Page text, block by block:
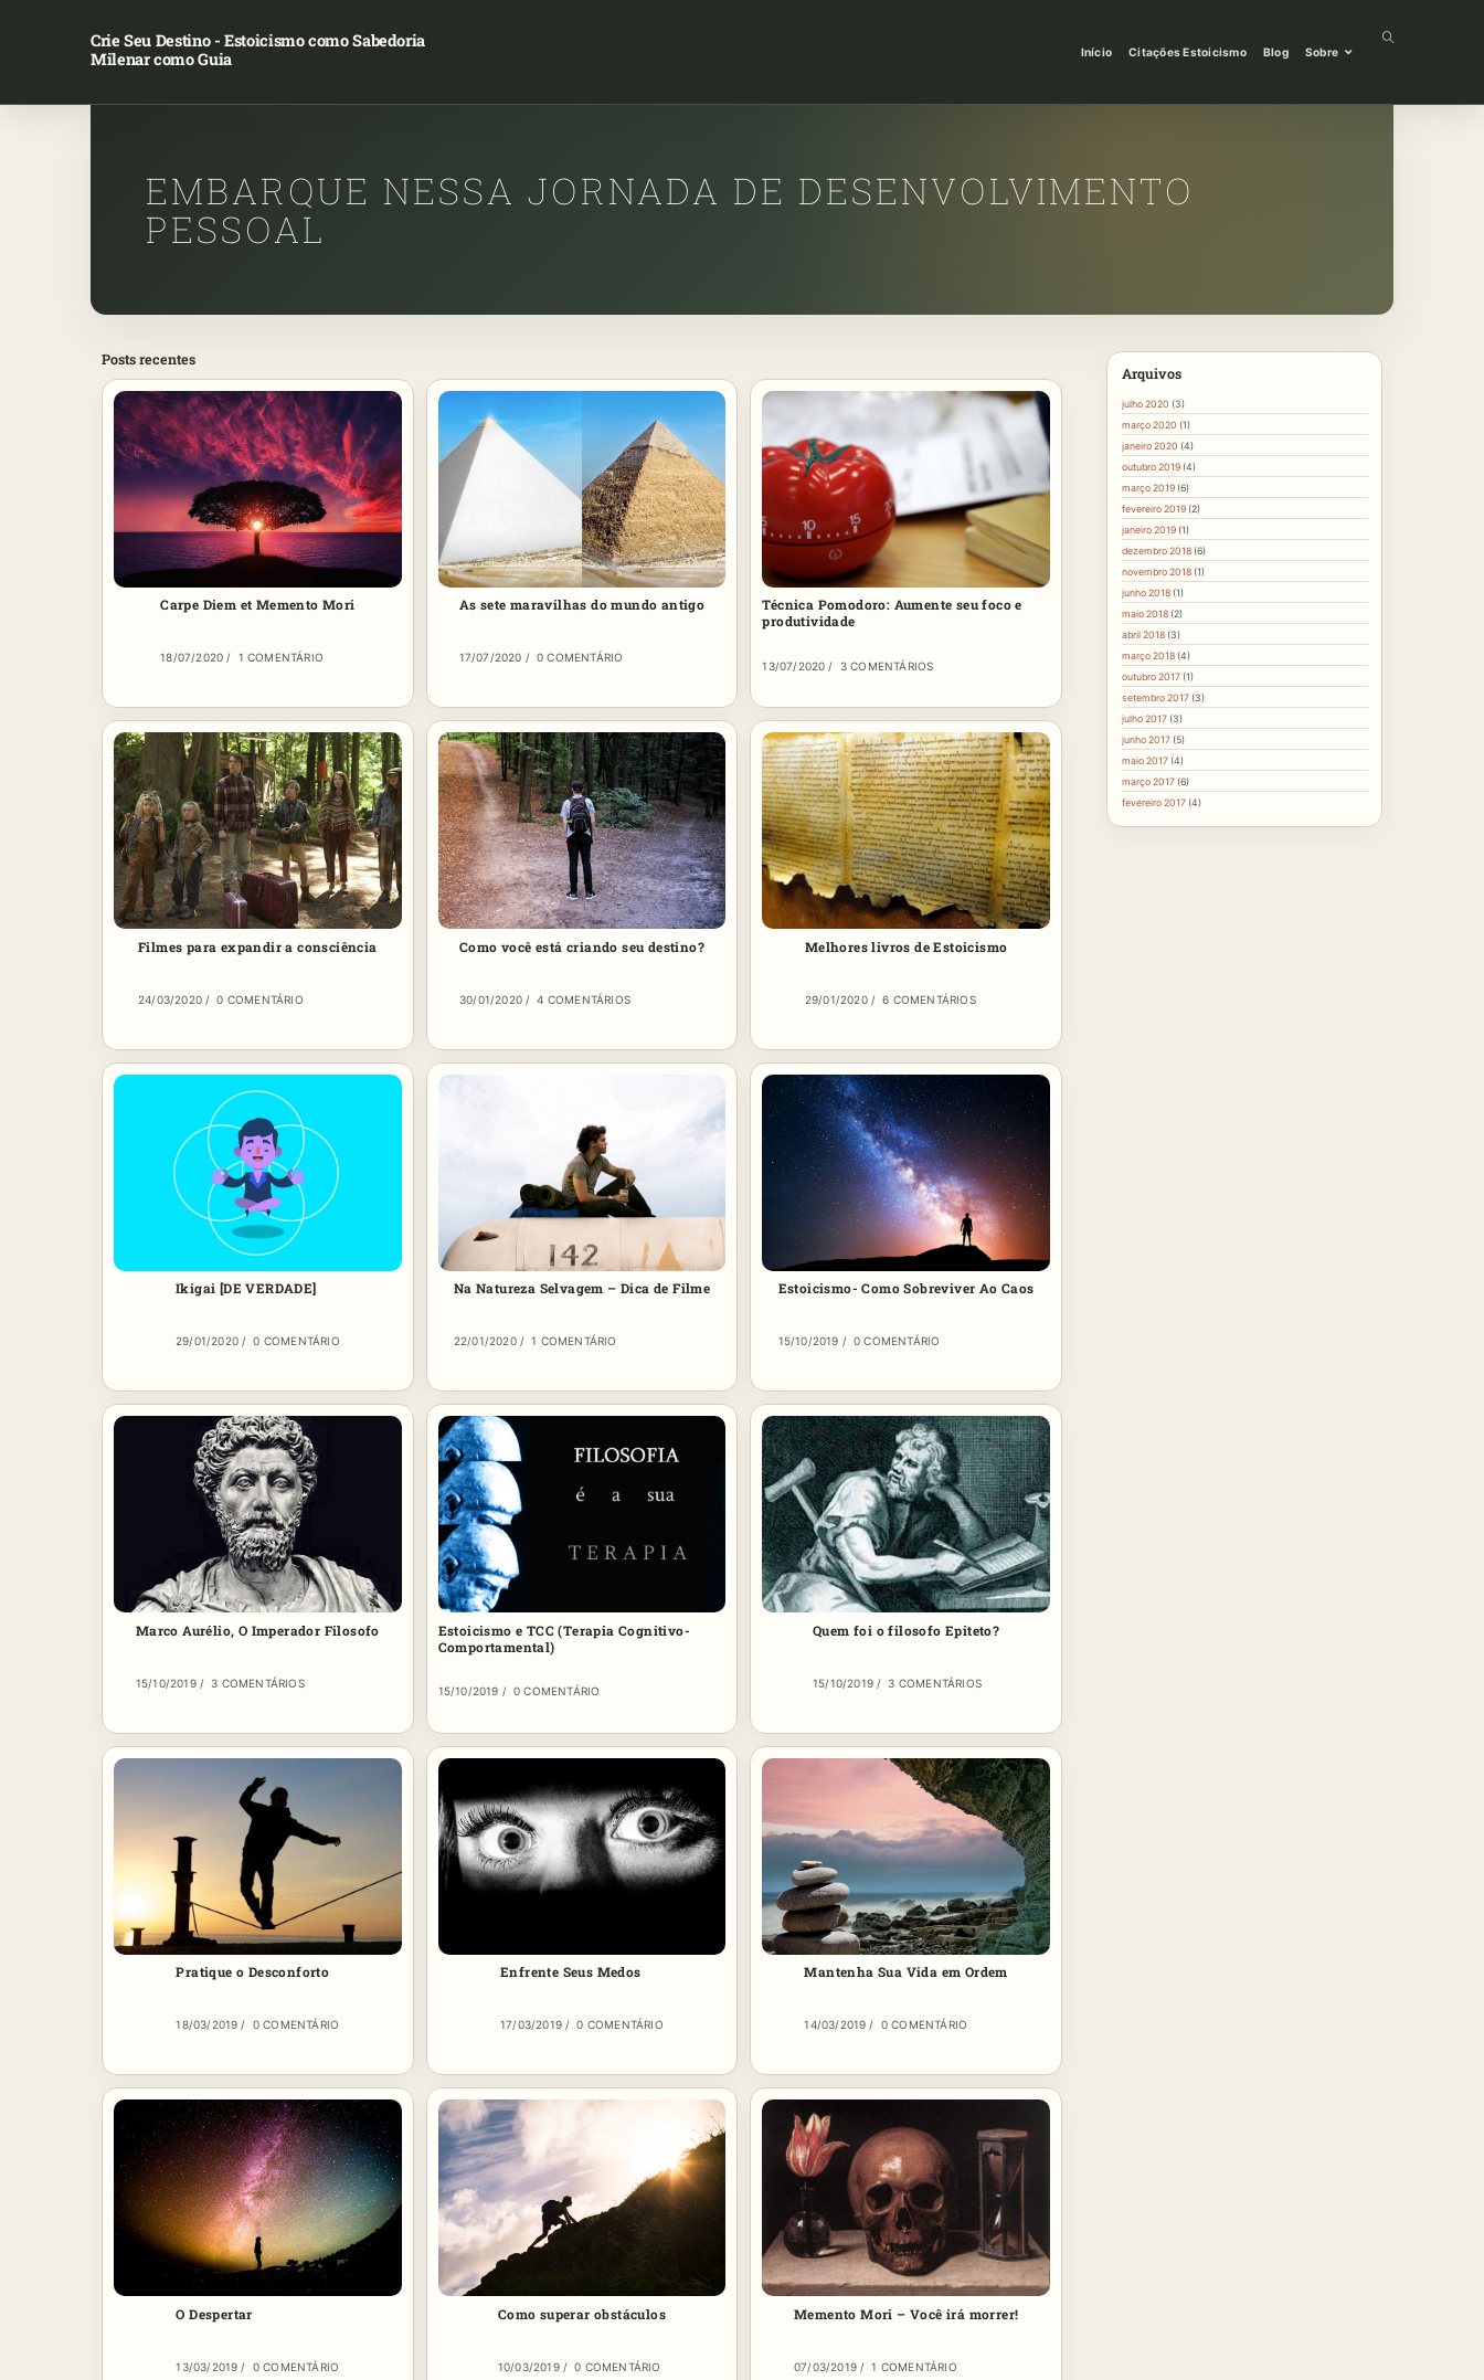
Crie Seu Destino - Estoicismo como Sabedoria
Milenar como Guia
Início Citações Estoicismo Blog Sobre
EMBARQUE NESSA JORNADA DE DESENVOLVIMENTO
PESSOAL
Posts recentes
Carpe Diem et Memento Mori
18/07/2020 / 1 COMENTÁRIO
As sete maravilhas do mundo antigo
17/07/2020 / 0 COMENTÁRIO
Técnica Pomodoro: Aumente seu foco e
produtividade
13/07/2020 / 3 COMENTÁRIOS
Filmes para expandir a consciência
24/03/2020 / 0 COMENTÁRIO
Como você está criando seu destino?
30/01/2020 / 4 COMENTÁRIOS
Melhores livros de Estoicismo
29/01/2020 / 6 COMENTÁRIOS
Ikigai [DE VERDADE]
29/01/2020 / 0 COMENTÁRIO
Na Natureza Selvagem – Dica de Filme
22/01/2020 / 1 COMENTÁRIO
Estoicismo- Como Sobreviver Ao Caos
15/10/2019 / 0 COMENTÁRIO
Marco Aurélio, O Imperador Filosofo
15/10/2019 / 3 COMENTÁRIOS
Estoicismo e TCC (Terapia Cognitivo-
Comportamental)
15/10/2019 / 0 COMENTÁRIO
Quem foi o filosofo Epiteto?
15/10/2019 / 3 COMENTÁRIOS
Pratique o Desconforto
18/03/2019 / 0 COMENTÁRIO
Enfrente Seus Medos
17/03/2019 / 0 COMENTÁRIO
Mantenha Sua Vida em Ordem
14/03/2019 / 0 COMENTÁRIO
O Despertar
13/03/2019 / 0 COMENTÁRIO
Como superar obstáculos
10/03/2019 / 0 COMENTÁRIO
Memento Mori – Você irá morrer!
07/03/2019 / 1 COMENTÁRIO
Arquivos
julho 2020 (3)
março 2020 (1)
janeiro 2020 (4)
outubro 2019(4)
março 2019(6)
fevereiro 2019(2)
janeiro 2019(1)
dezembro 2018(6)
novembro 2018(1)
junho 2018(1)
maio 2018(2)
abril 2018(3)
março 2018(4)
outubro 2017(1)
setembro 2017(3)
julho 2017(3)
junho 2017(5)
maio 2017(4)
março 2017(6)
fevereiro 2017(4)